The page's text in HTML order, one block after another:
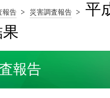
報告 災害調査報告
平
報告